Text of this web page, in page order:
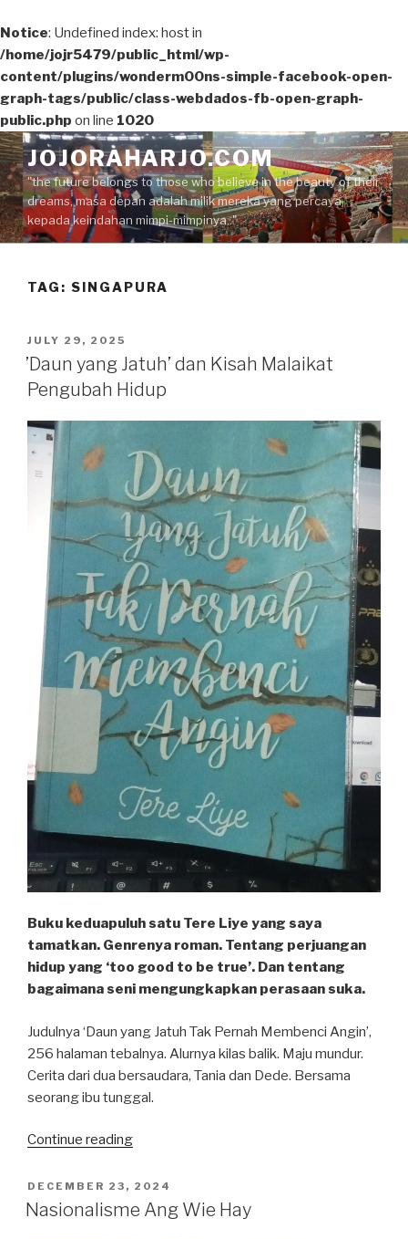
Notice: Undefined index: host in
/home/jojr5479/public_html/wp-
content/plugins/wonderm00ns-simple-facebook-open-
graph-tags/public/class-webdados-fb-open-graph-
public.php on line 1020
Skip
to
content
JOJORAHARJO.COM
"the future belongs to those who believe in the beauty of their
dreams, masa depan adalah milik mereka yang percaya
kepada keindahan mimpi-mimpinya.."
TAG: SINGAPURA
POSTED
ON
JULY 29, 2025
’Daun yang Jatuh’ dan Kisah Malaikat
Pengubah Hidup
Buku keduapuluh satu Tere Liye yang saya
tamatkan. Genrenya roman. Tentang perjuangan
hidup yang ‘too good to be true’. Dan tentang
bagaimana seni mengungkapkan perasaan suka.
Judulnya ‘Daun yang Jatuh Tak Pernah Membenci Angin’,
256 halaman tebalnya. Alurnya kilas balik. Maju mundur.
Cerita dari dua bersaudara, Tania dan Dede. Bersama
seorang ibu tunggal.
Continue reading“’Daun
Jatuh’
dan
POSTED
ON
DECEMBER 23, 2024
Nasionalisme Ang Wie Hay